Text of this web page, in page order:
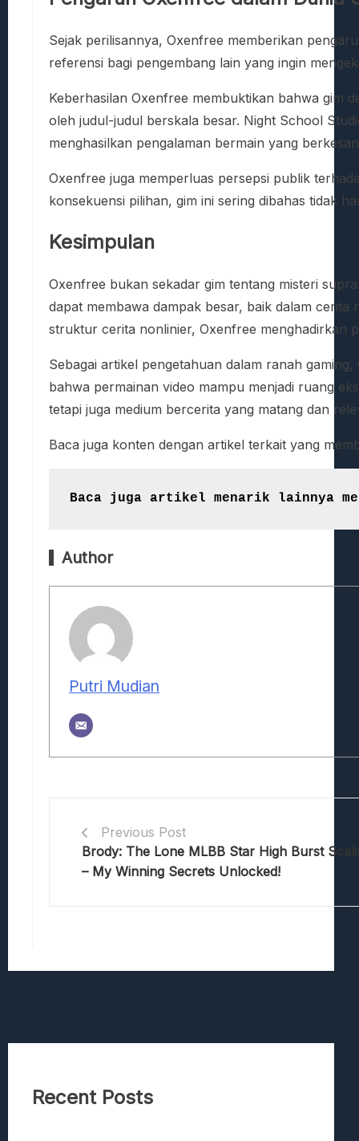
Sejak perilisannya, Oxenfree memberikan
referensi bagi pengembang lain yang ingin
Keberhasilan Oxenfree membuktikan bahwa gim
oleh judul-judul berskala besar. Night School
menghasilkan pengalaman bermain yang
Oxenfree juga memperluas persepsi publik
konsekuensi pilihan, gim ini sering dibahas tidak
Kesimpulan
Oxenfree bukan sekadar gim tentang misteri
dapat membawa dampak besar, baik dalam
struktur cerita nonlinier, Oxenfree menghadirkan
Sebagai artikel pengetahuan dalam ranah
bahwa permainan video mampu menjadi ruang
tetapi juga medium bercerita yang matang dan
Baca juga konten dengan artikel terkait yang
Baca juga artikel menarik lainnya
Author
Putri Mudian
Previous Post
Brody: The Lone MLBB Star High Burst
– My Winning Secrets Unlocked!
Recent Posts